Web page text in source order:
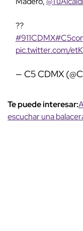
??
#911CDMX
pic.twitter.com/
— C5 CDMX
Te puede interesar:
escuchar una